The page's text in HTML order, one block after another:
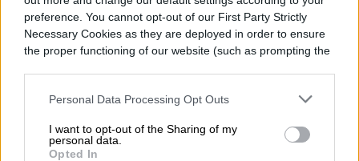
preference. You cannot opt-out of our First Party Strictly
Necessary Cookies as they are deployed in order to ensure
the proper functioning of our website (such as prompting the
Personal Data Processing Opt Outs
I want to opt-out of the Sharing of my
personal data.
Opted In
desapercibido las
defensas de Intel y AMD